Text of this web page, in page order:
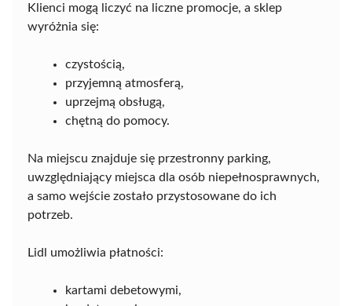
Klienci mogą liczyć na liczne promocje, a sklep
wyróżnia się:
czystością,
przyjemną atmosferą,
uprzejmą obsługą,
chętną do pomocy.
Na miejscu znajduje się przestronny parking,
uwzględniający miejsca dla osób niepełnosprawnych,
a samo wejście zostało przystosowane do ich
potrzeb.
Lidl umożliwia płatności:
kartami debetowymi,